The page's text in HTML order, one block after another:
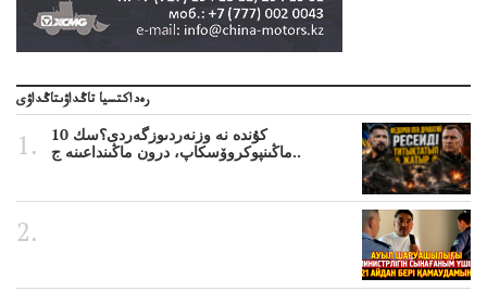
رەداكتسيا تاڭداۋىتاڭداۋى
10 كۇندە نە وزنەردىوزگەردى؟سك
ماڭىنپوكروۆسكاپ، درون ماڭىنداعىنە ج..